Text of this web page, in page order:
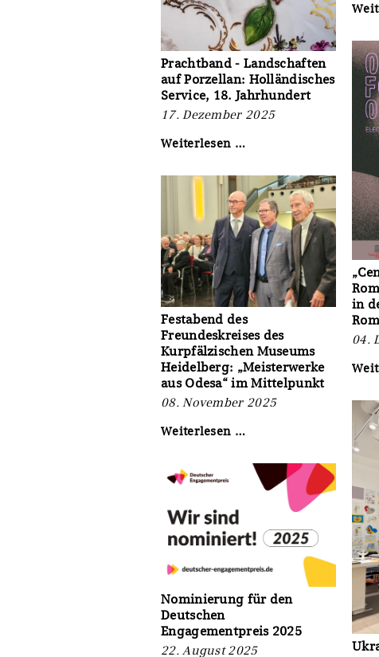
Prachtband - Landschaften
auf Porzellan: Holländisches
Service, 18. Jahrhundert
17. Dezember 2025
Weiterlesen …Prachtband
Landschaften
auf
Porzellan:
Holländisches
Service,
18.
Jahrhundert
in
Rom
04.
Festabend des
Freundeskreises des
Kurpfälzischen Museums
Heidelberg: „Meisterwerke
aus Odesa“ im Mittelpunkt
08. November 2025
Weiterlesen …Festabend
Freundeskreises
des
Kurpfälzischen
Museums
„Meisterwerke
Odesa“
Mittelpunkt
Nominierung für den
Deutschen
Engagementpreis 2025
22. August 2025